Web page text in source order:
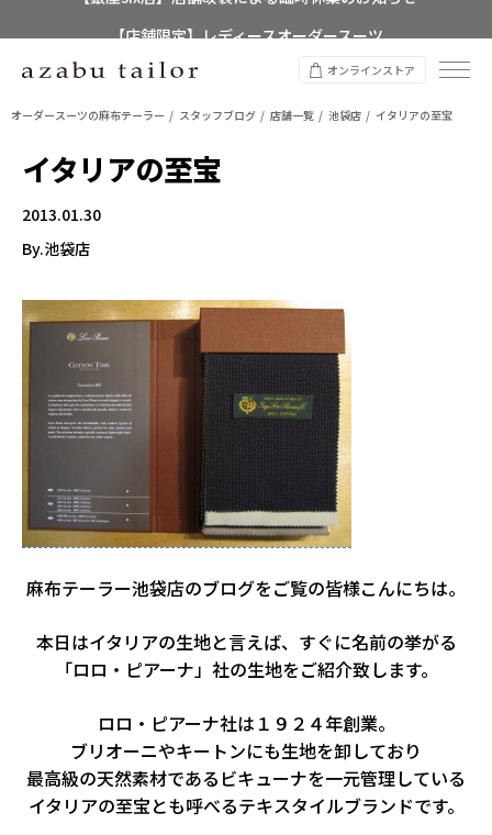
8/12~8/16 夏季休業のお知らせ
オンラインストア
オーダースーツの麻布テーラー スタッフブログ 店舗一覧 池袋店 イタリアの至宝
イタリアの至宝
2013.01.30
By.池袋店
麻布テーラー池袋店のブログをご覧の皆様こんにちは。
本日はイタリアの生地と言えば、すぐに名前の挙がる
「ロロ・ピアーナ」社の生地をご紹介致します。
ロロ・ピアーナ社は１９２４年創業。
ブリオーニやキートンにも生地を卸しており
最高級の天然素材であるビキューナを一元管理している
イタリアの至宝とも呼べるテキスタイルブランドです。